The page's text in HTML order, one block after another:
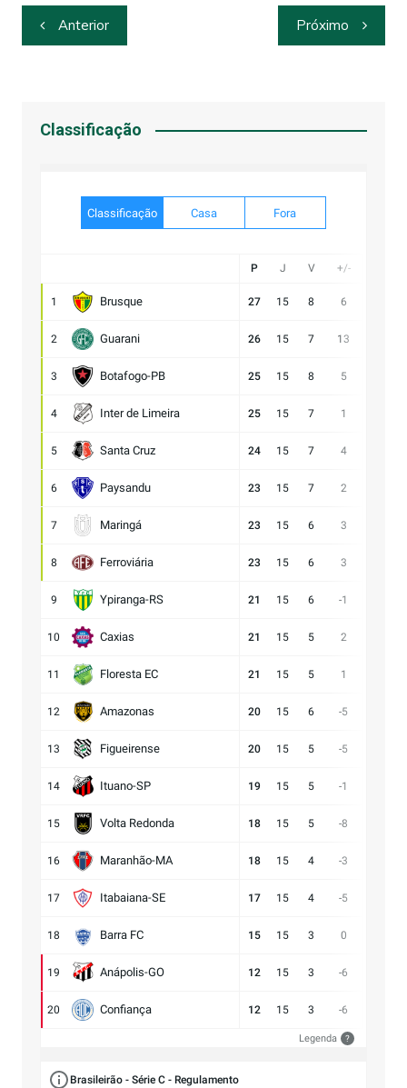
Navegação
de
Anterior Próximo
Classificação
Classificação Casa Fora
P J V +/-
1 Brusque 27 15 8 6
2 Guarani 26 15 7 13
3 Botafogo-PB 25 15 8 5
4 Inter de Limeira 25 15 7 1
5 Santa Cruz 24 15 7 4
6 Paysandu 23 15 7 2
7 Maringá 23 15 6 3
8 Ferroviária 23 15 6 3
9 Ypiranga-RS 21 15 6 -1
10 Caxias 21 15 5 2
11 Floresta EC 21 15 5 1
12 Amazonas 20 15 6 -5
13 Figueirense 20 15 5 -5
14 Ituano-SP 19 15 5 -1
15 Volta Redonda 18 15 5 -8
16 Maranhão-MA 18 15 4 -3
17 Itabaiana-SE 17 15 4 -5
18 Barra FC 15 15 3 0
19 Anápolis-GO 12 15 3 -6
20 Confiança 12 15 3 -6
Legenda ?
Brasileirão - Série C - Regulamento